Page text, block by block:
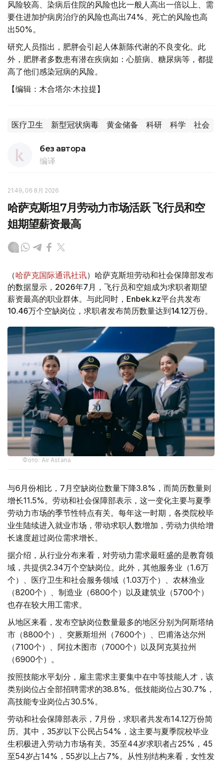
风险较高、染病后住院的风险也比一般人高出一倍以上、需
要住进加护病房治疗的风险也高出74%、死亡的风险也高
出50%。
研究人员指出，肥胖会引起人体新陈代谢的不良变化。此
外，肥胖者多数患有潜在疾病如：心脏病、糖尿病等，都提
高了他们感染冠病的风险。
【编辑：木合塔尔·木拉提】
医疗卫生 新型冠状病毒 黄金储备 科研 科学 社会
без автора
编译
21:49, 06 8月 2026
哈萨克斯坦7月劳动力市场活跃 飞行员和空
姐期望薪资最高
（哈萨克国际通讯社讯）哈萨克斯坦劳动和社会保障部发布
的数据显示，2026年7月，飞行员和空姐成为求职者期望
薪资最高的职业群体。与此同时，Enbek.kz平台共发布
10.46万个空缺岗位，求职者发布简历数量达到14.12万份。
Фото: Air Astana
与6月份相比，7月空缺岗位数量下降3.8%，而简历数量则
增长11.5%。劳动和社会保障部表示，这一变化主要与夏季
劳动力市场的季节性特点有关。每年这一时期，各类院校毕
业生陆续进入就业市场，带动求职人数增加，劳动力供给增
长速度超过岗位需求增长。
据介绍，从行业分布来看，对劳动力需求最旺盛的是教育领
域，共提供2.34万个空缺岗位。此外，其他服务业（1.6万
个）、医疗卫生和社会服务领域（1.03万个）、农林渔业
（8200个）、制造业（6800个）以及建筑业（5700个）
也存在较大用工需求。
从地区来看，发布空缺岗位数量最多的地区分别为阿斯塔纳
市（8800个）、突厥斯坦州（7600个）、巴甫洛达尔州
（7100个）、阿拉木图市（7000个）以及阿克莫拉州
（6900个）。
按照技能水平划分，雇主需求主要集中在中等技能人才，该
类别岗位占全部招聘需求的38.8%。低技能岗位占30.7%，
高技能专业岗位占30.5%。
劳动和社会保障部表示，7月份，求职者共发布14.12万份简
历。其中，35岁以下公民占54%，这主要与夏季院校毕业
生积极进入劳动力市场有关。35至44岁求职者占25%，45
至54岁占14%，55岁以上占7%。从性别结构来看，女性发